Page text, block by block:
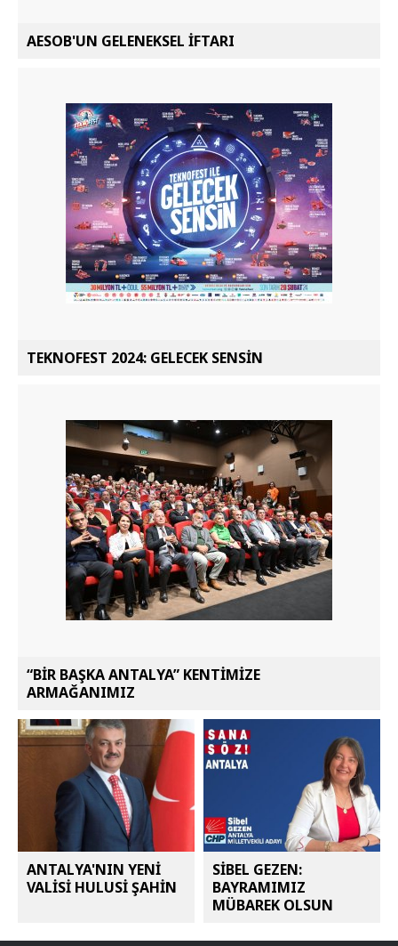
AESOB'UN GELENEKSEL İFTARI
TEKNOFEST 2024: GELECEK SENSİN
“BİR BAŞKA ANTALYA” KENTİMİZE
ARMAĞANIMIZ
ANTALYA'NIN YENİ
VALİSİ HULUSİ ŞAHİN
SİBEL GEZEN:
BAYRAMIMIZ
MÜBAREK OLSUN